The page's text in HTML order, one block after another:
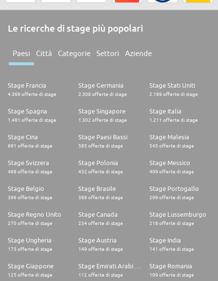
Le ricerche di stage più popolari
Paesi Città Categorie Settori Aziende
Stage Francia
4.369 offerte di stage
Stage Germania
2.308 offerte di stage
Stage Stati Uniti
2.189 offerte di stage
Stage Spagna
1.481 offerte di stage
Stage Singapore
1.302 offerte di stage
Stage Italia
1.211 offerte di stage
Stage Cina
691 offerte di stage
Stage Paesi Bassi
585 offerte di stage
Stage Malesia
545 offerte di stage
Stage Svizzera
468 offerte di stage
Stage Polonia
432 offerte di stage
Stage Messico
409 offerte di stage
Stage Belgio
396 offerte di stage
Stage Brasile
389 offerte di stage
Stage Portogallo
299 offerte di stage
Stage Regno Unito
270 offerte di stage
Stage Canada
234 offerte di stage
Stage Lussemburgo
218 offerte di stage
Stage Ungheria
175 offerte di stage
Stage Austria
149 offerte di stage
Stage India
141 offerte di stage
Stage Giappone
125 offerte di stage 112 offerte di stage
Stage Romania
109 offerte di stage